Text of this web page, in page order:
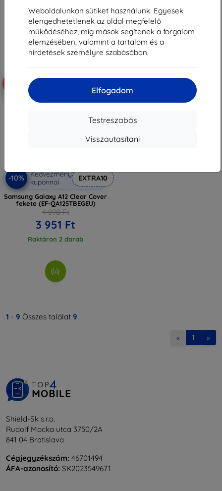
Weboldalunkon sütiket használunk. Egyesek
elengedhetetlenek az oldal megfelelő
működéséhez, míg mások segítenek a forgalom
elemzésében, valamint a tartalom és a
hirdetések személyre szabásában.
Elfogadom
Testreszabás
Visszautasítani
Raktáron > 5 darab
1 791 Ft
Raktáron > 5 darab
-10%
Kedvezmény
kuponnal
EXTRA10
Samsung Galaxy A12 Clear Cover
fekete (EF-QA125TBEGEU)
4 890 Ft
3 951 Ft
Raktáron 2 darab
1 - 9 Összes találat 9.
« 1 »
Shield-Sk s.r.o.
Rudolf Mocka utca 3750/2A
841 04 Bratislava
Cégjegyzékszám: 46701494
ÁFA-azonosító: SK2023549671